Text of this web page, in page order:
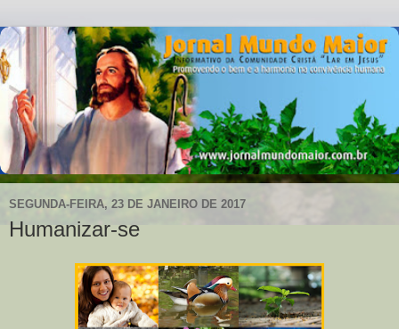
SEGUNDA-FEIRA, 23 DE JANEIRO DE 2017
Humanizar-se